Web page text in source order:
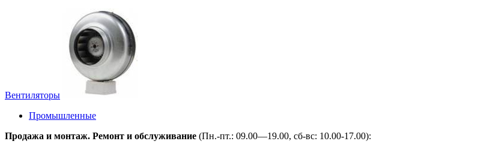
Вентиляторы
Промышленные
Продажа и монтаж. Ремонт и обслуживание (Пн.-пт.: 09.00—19.00, сб-вс: 10.00-17.00):